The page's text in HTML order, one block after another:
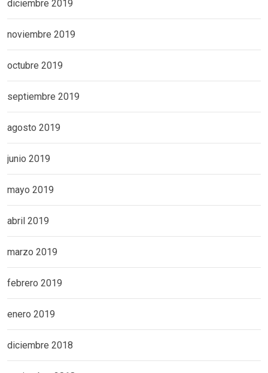
diciembre 2019
noviembre 2019
octubre 2019
septiembre 2019
agosto 2019
junio 2019
mayo 2019
abril 2019
marzo 2019
febrero 2019
enero 2019
diciembre 2018